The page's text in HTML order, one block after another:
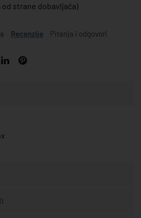
strane dobavljača)
Recenzije Pitanja i odgovori